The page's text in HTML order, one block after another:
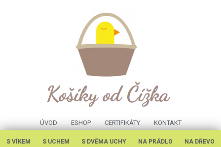
ÚVOD ESHOP CERTIFIKÁTY KONTAKT
S VÍKEM S UCHEM S DVĚMA UCHY NA PRÁDLO NA DŘEVO